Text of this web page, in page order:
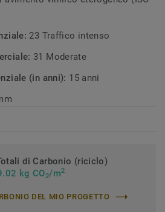
23 Traffico intenso
31 Moderate
(in anni): 15 anni
di Carbonio (riciclo)
kg CO2/m2
DEL MIO PROGETTO